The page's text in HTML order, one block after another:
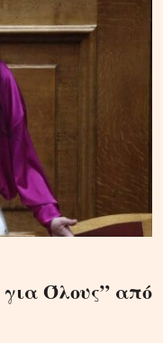
Όλους” από